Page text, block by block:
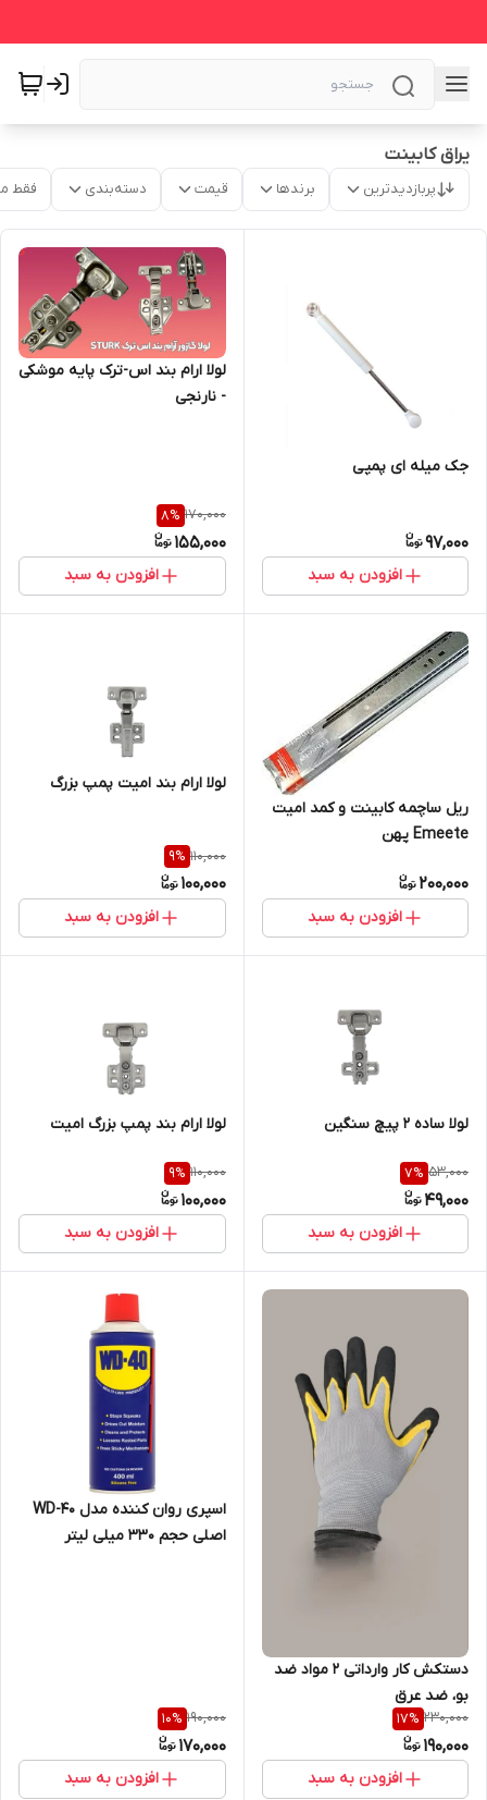
یراق کابینت
پربازدیدترین برندها قیمت دسته‌بندی فقط
جک میله ای پمپی
97,000
افزودن به سبد
لولا ارام بند اس-ترک پایه موشکی
- نارنجی
170,000
8%
155,000
افزودن به سبد
ریل ساچمه کابینت و کمد امیت
Emeete پهن
200,000
افزودن به سبد
لولا ارام بند امیت پمپ بزرگ
110,000
9%
100,000
افزودن به سبد
لولا ساده 2 پیچ سنگین
53,000
7%
49,000
افزودن به سبد
لولا ارام بند پمپ بزرگ امیت
110,000
9%
100,000
افزودن به سبد
دستکش کار وارداتی 2 مواد ضد
بو، ضد عرق
230,000
17%
190,000
افزودن به سبد
اسپری روان کننده مدل WD-40
اصلی حجم 330 میلی لیتر
190,000
10%
170,000
افزودن به سبد